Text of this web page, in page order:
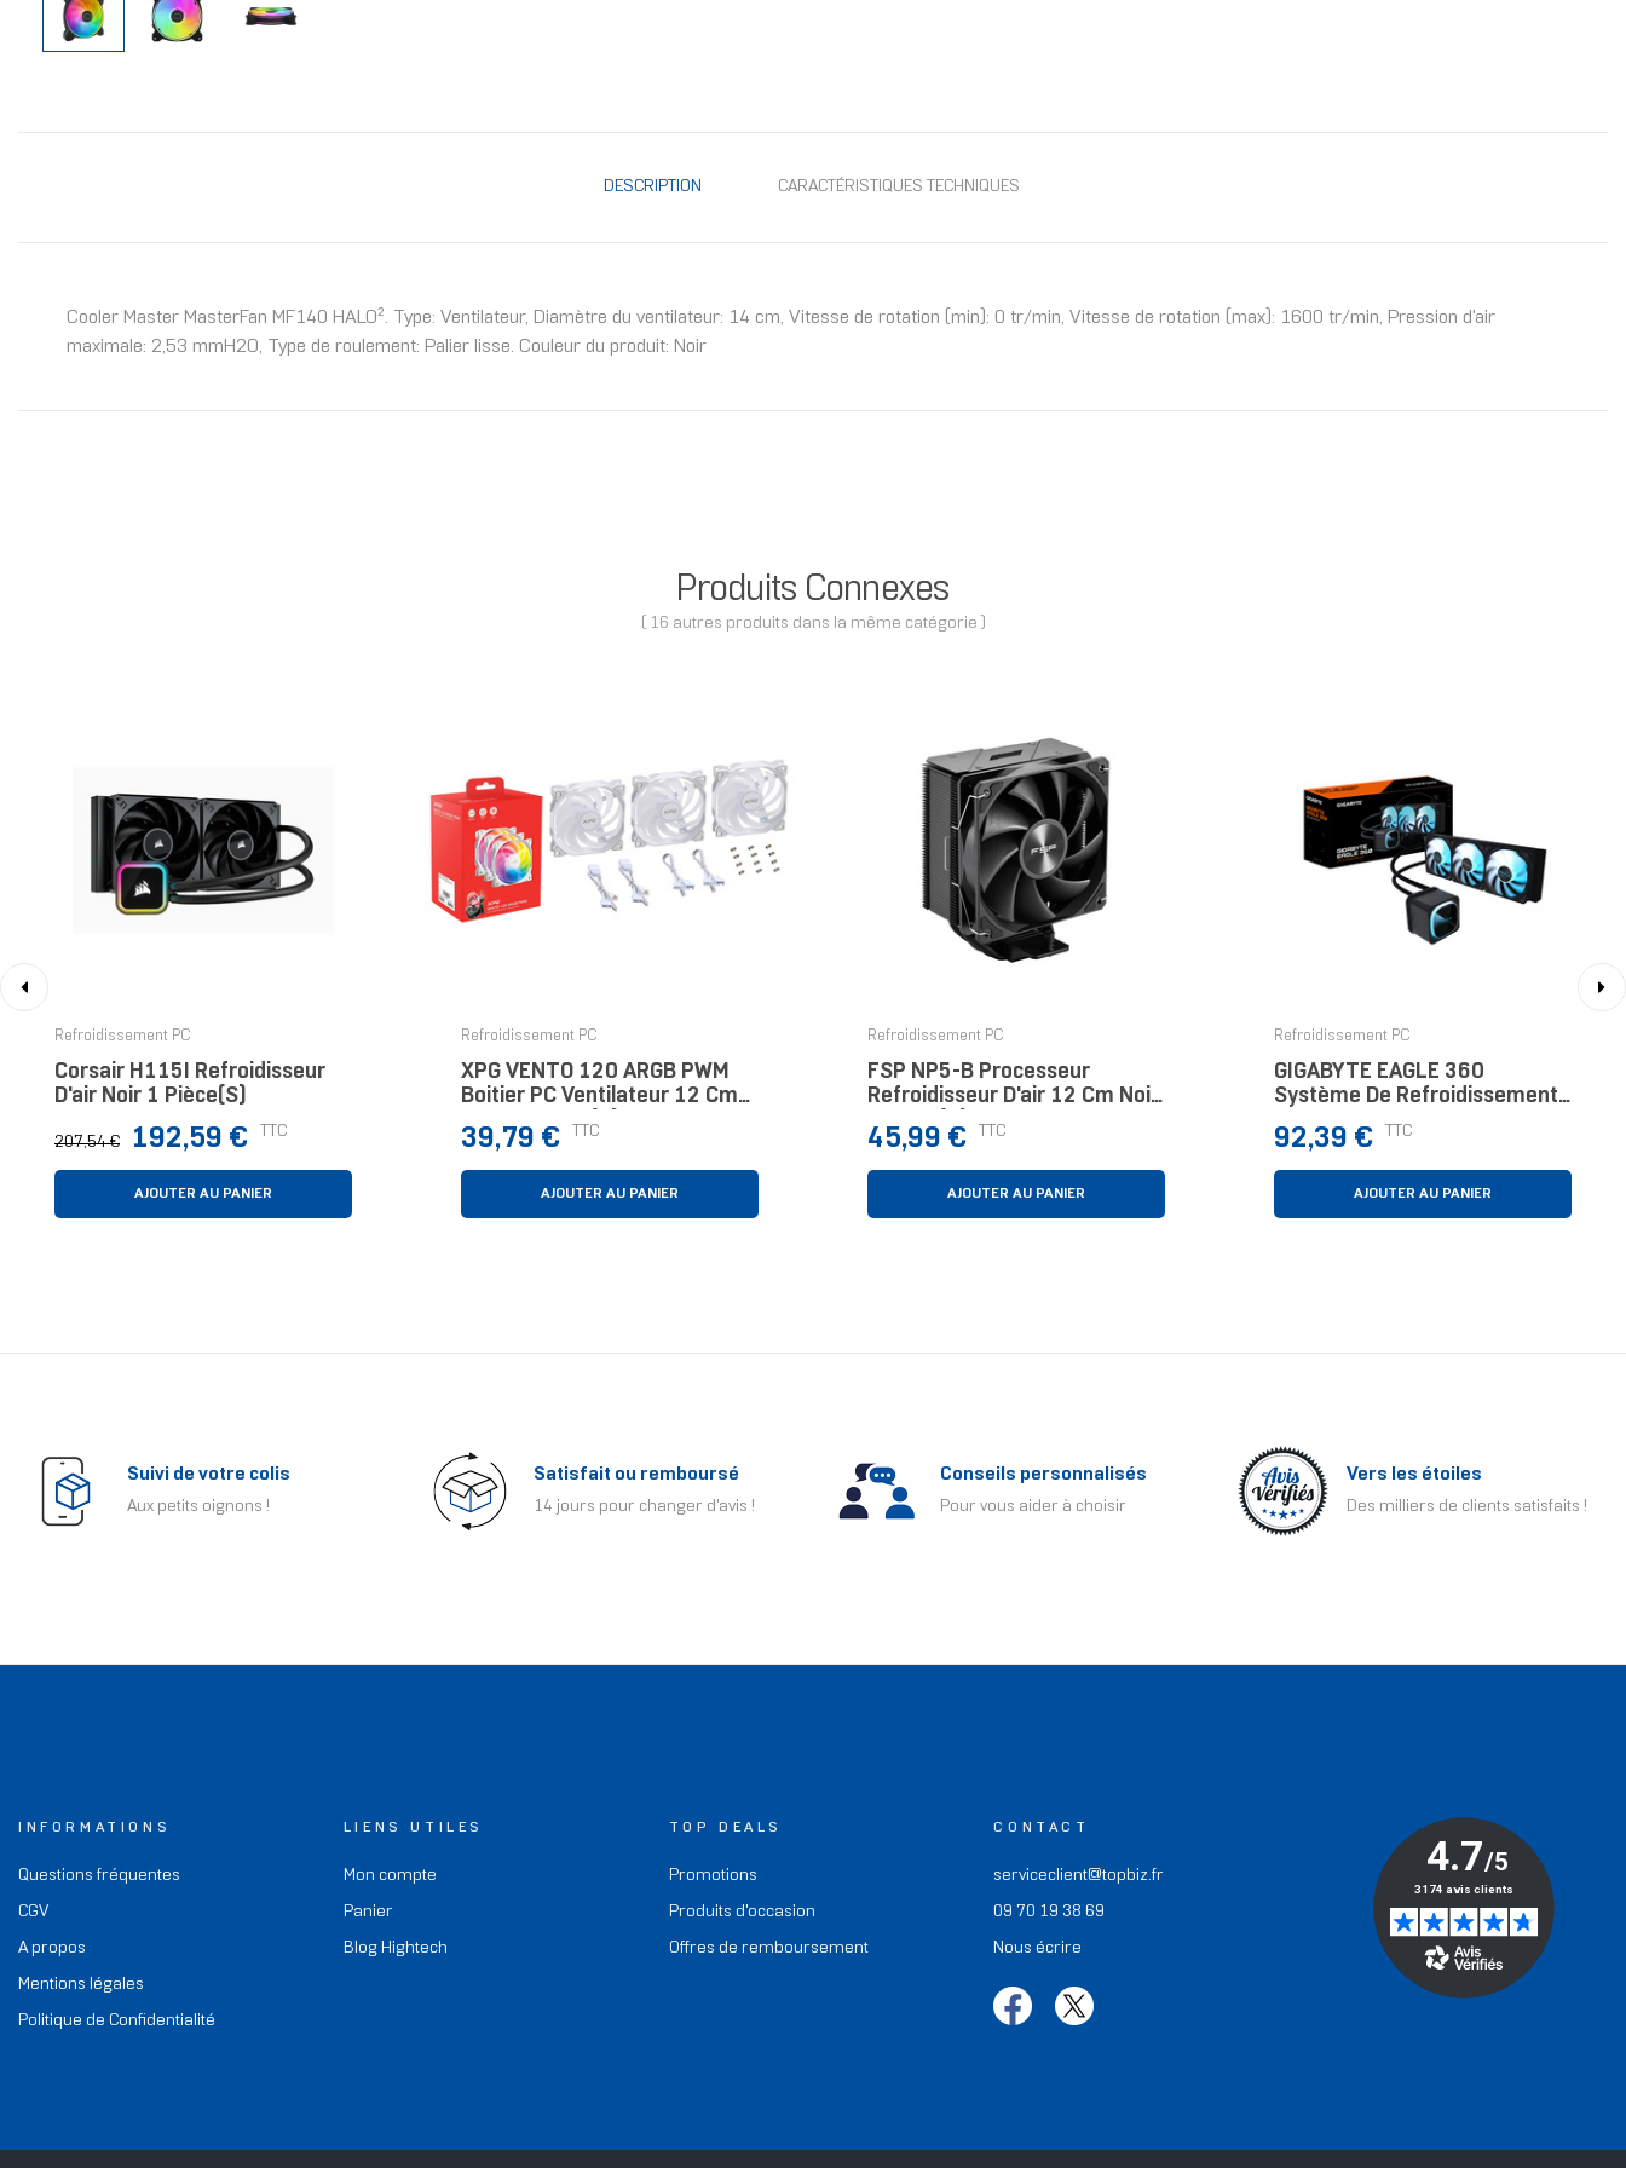
DESCRIPTION CARACTÉRISTIQUES TECHNIQUES
Cooler Master MasterFan MF140 HALO². Type: Ventilateur, Diamètre du ventilateur: 14 cm, Vitesse de rotation (min): 0 tr/min, Vitesse de rotation (max): 1600 tr/min, Pression d'air
maximale: 2,53 mmH2O, Type de roulement: Palier lisse. Couleur du produit: Noir
Produits Connexes
( 16 autres produits dans la même catégorie )
Refroidissement PC
Corsair H115I Refroidisseur
D'air Noir 1 Pièce(s)
Prix
normal
207,54 € Prix
192,59 € TTC
AJOUTER AU PANIER
Refroidissement PC
XPG VENTO 120 ARGB PWM
Boitier PC Ventilateur 12 Cm
Blanc 3 Pièce(s)
Prix
39,79 € TTC
AJOUTER AU PANIER
Refroidissement PC
FSP NP5-B Processeur
Refroidisseur D'air 12 Cm Noir
Prix
45,99 € TTC
AJOUTER AU PANIER
Refroidissement PC
GIGABYTE EAGLE 360
Système De Refroidissement
Liquide Pour CPU - 3x120mm
Ventilateurs ARGB, Écran LCD
Couleur, DAISY-CHAIN, Comp
Prix
92,39 € TTC
AJOUTER AU PANIER
Suivi de votre colis
Aux petits oignons !
Satisfait ou remboursé
14 jours pour changer d'avis !
Conseils personnalisés
Pour vous aider à choisir
Vers les étoiles
Des milliers de clients satisfaits !
INFORMATIONS
Questions fréquentes
CGV
A propos
Mentions légales
Politique de Confidentialité
LIENS UTILES
Mon compte
Panier
Blog Hightech
TOP DEALS
Promotions
Produits d'occasion
Offres de remboursement
CONTACT
serviceclient@topbiz.fr
09 70 19 38 69
Nous écrire